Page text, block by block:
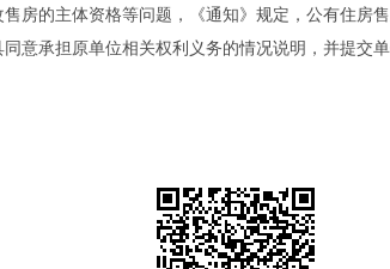
的主体资格等问题，《通知》规定，公有住房
意承担原单位相关权利义务的情况说明，并提